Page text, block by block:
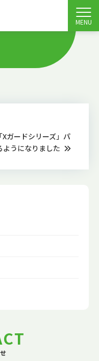
MENU
ガードシリーズ」パ
ようになりました